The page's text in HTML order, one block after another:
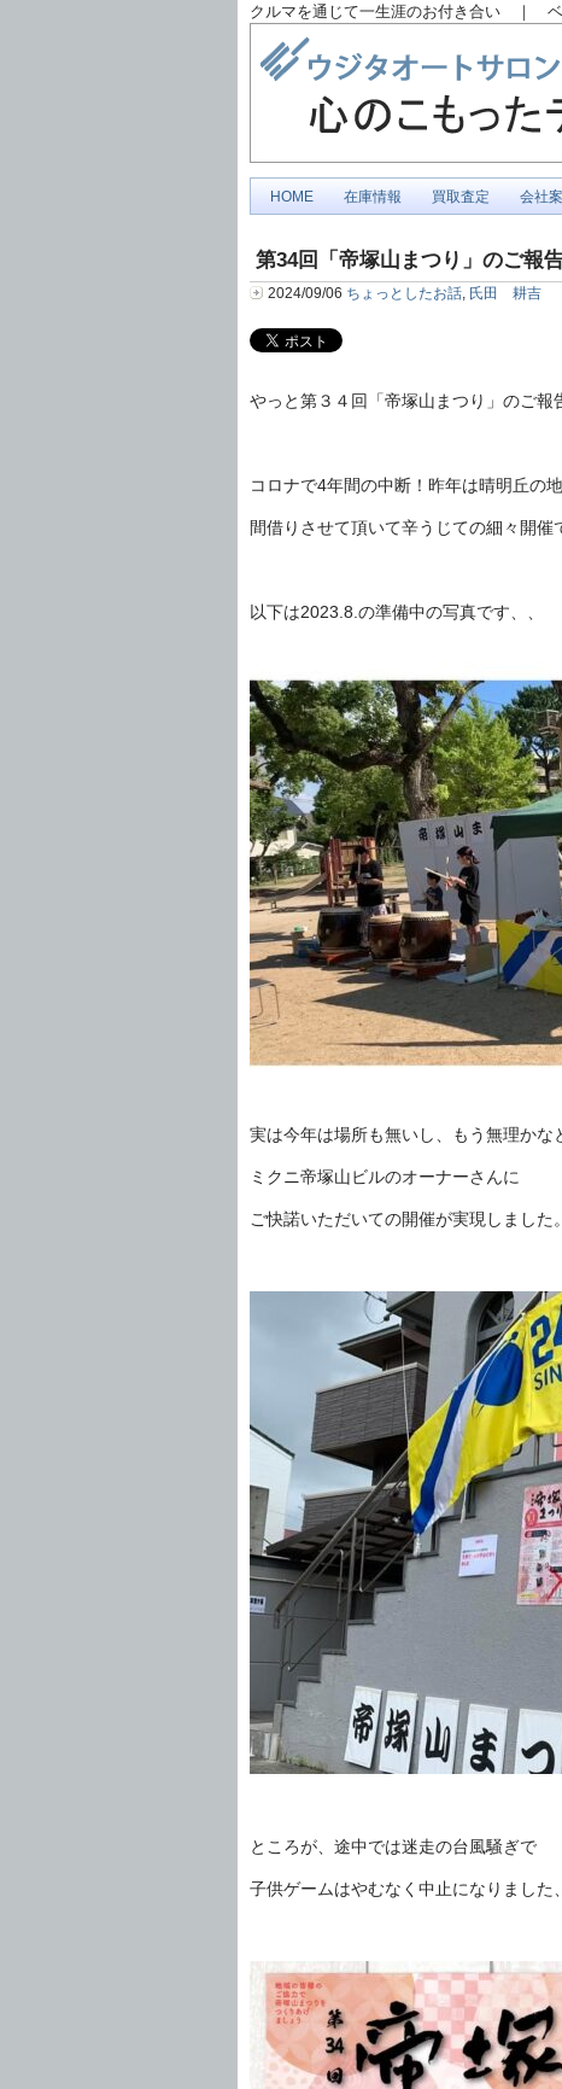
クルマを通じて一生涯のお付き合い ｜
HOME 在庫情報 買取査定 会社
第34回「帝塚山まつり」のご報
2024/09/06 ちょっとしたお話, 氏田 耕吉
やっと第３４回「帝塚山まつり」のご報
コロナで4年間の中断！昨年は晴明丘の
間借りさせて頂いて辛うじての細々開催
以下は2023.8.の準備中の写真です、、
実は今年は場所も無いし、もう無理かな
ミクニ帝塚山ビルのオーナーさんに
ご快諾いただいての開催が実現しました。
ところが、途中では迷走の台風騒ぎで
子供ゲームはやむなく中止になりました